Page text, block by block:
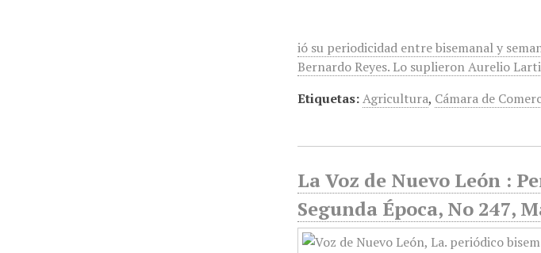
ió su periodicidad entre bisemanal y
Bernardo Reyes. Lo suplieron Aurelio
Etiquetas:Agricultura, Cámara de
La Voz de Nuevo León :
Segunda Época, No 247,